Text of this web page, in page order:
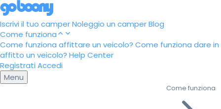
Iscrivi il tuo camperNoleggio un camperBlog
Come funziona
Come funziona affittare un veicolo? Come funziona dare in
affitto un veicolo? Help Center
Registrati Accedi
Menu
Come funziona